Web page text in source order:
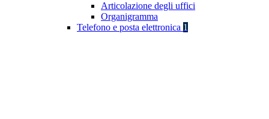
Articolazione degli uffici
Organigramma
Telefono e posta elettronica 1